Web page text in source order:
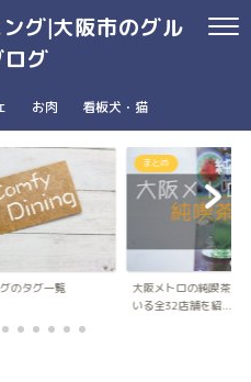
グ|大阪市のグル
ログ
お肉 看板犬・猫
ンフレットに載って
南森町駅・大阪天満宮駅
台湾朝食専門店wanna
ナ）のメニュ...